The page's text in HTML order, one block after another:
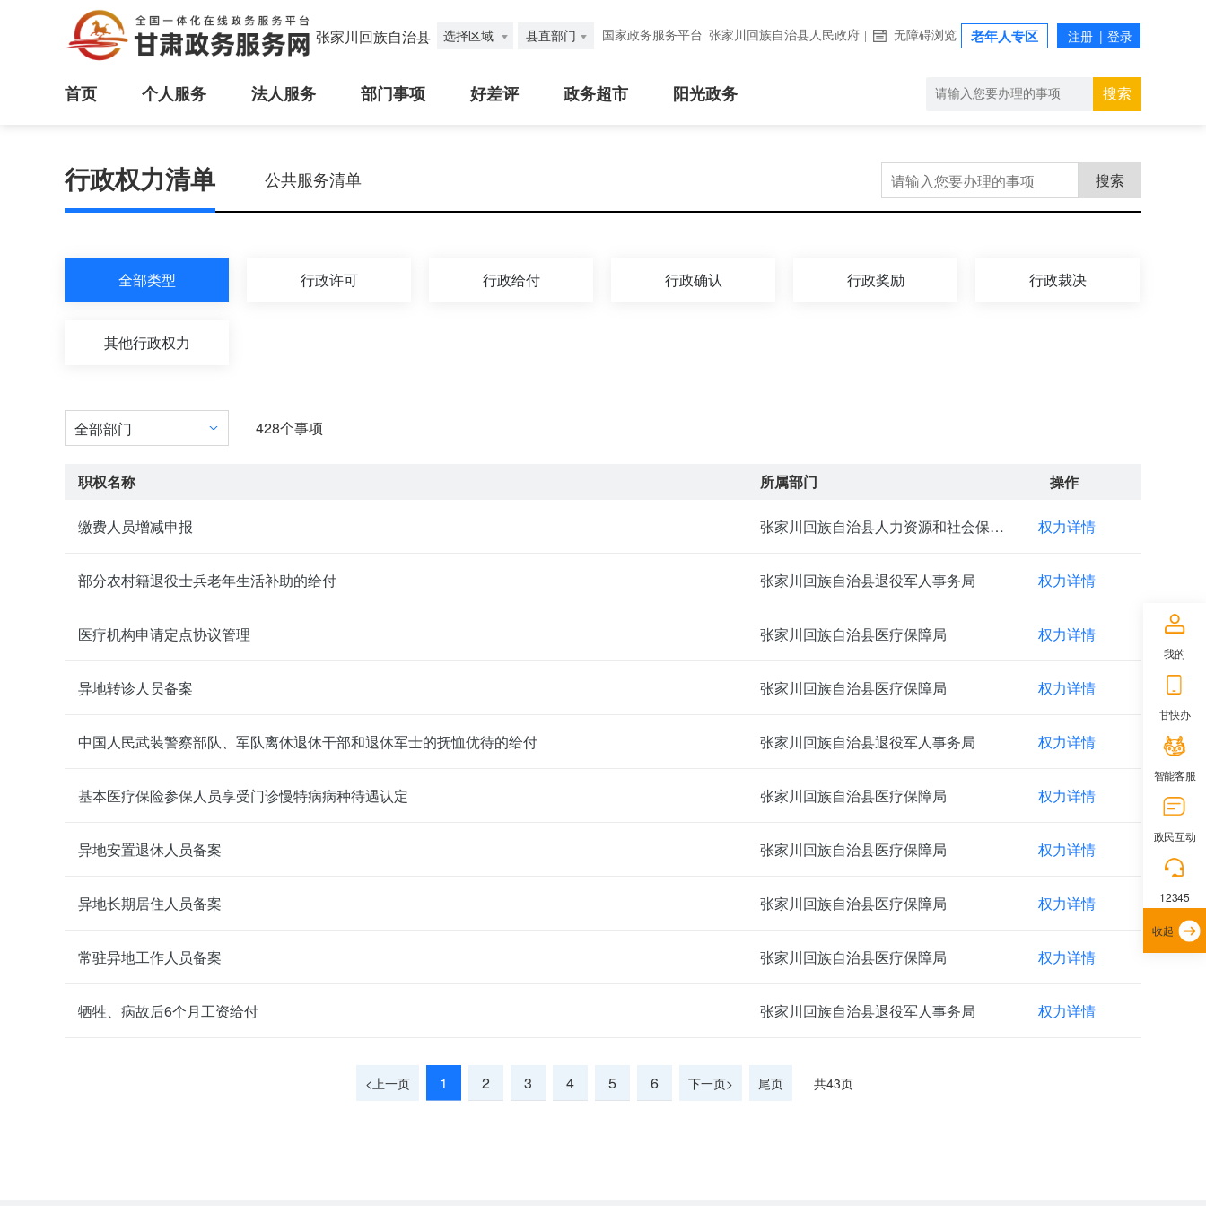
张家川回族自治县 选择区域 县直部门 国家政务服务平台 张家川回族自治县人民政府 无障碍浏览 老年人专区
首页 个人服务 法人服务 部门事项 好差评 政务超市 阳光政务 搜索
行政权力清单 公共服务清单 搜索
全部类型 行政许可 行政给付 行政确认 行政奖励 行政裁决
其他行政权力
全部部门 428个事项
职权名称 所属部门 操作
缴费人员增减申报 张家川回族自治县人力资源和社会保障局 权力详情
部分农村籍退役士兵老年生活补助的给付 张家川回族自治县退役军人事务局 权力详情
医疗机构申请定点协议管理 张家川回族自治县医疗保障局 权力详情
异地转诊人员备案 张家川回族自治县医疗保障局 权力详情
中国人民武装警察部队、军队离休退休干部和退休军士的抚恤优待的给付 张家川回族自治县退役军人事务局 权力详情
基本医疗保险参保人员享受门诊慢特病病种待遇认定 张家川回族自治县医疗保障局 权力详情
异地安置退休人员备案 张家川回族自治县医疗保障局 权力详情
异地长期居住人员备案 张家川回族自治县医疗保障局 权力详情
常驻异地工作人员备案 张家川回族自治县医疗保障局 权力详情
牺牲、病故后6个月工资给付 张家川回族自治县退役军人事务局 权力详情
<上一页 1 2 3 4 5 6 下一页> 尾页 共43页
我的
甘快办
智能客服
政民互动
12345
收起